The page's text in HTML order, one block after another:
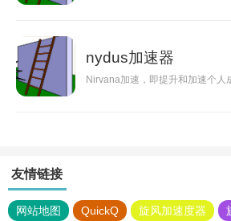
nydus加速器
Nirvana加速，即提升和加速个人
友情链接
网站地图 QuickQ 旋风加速度器